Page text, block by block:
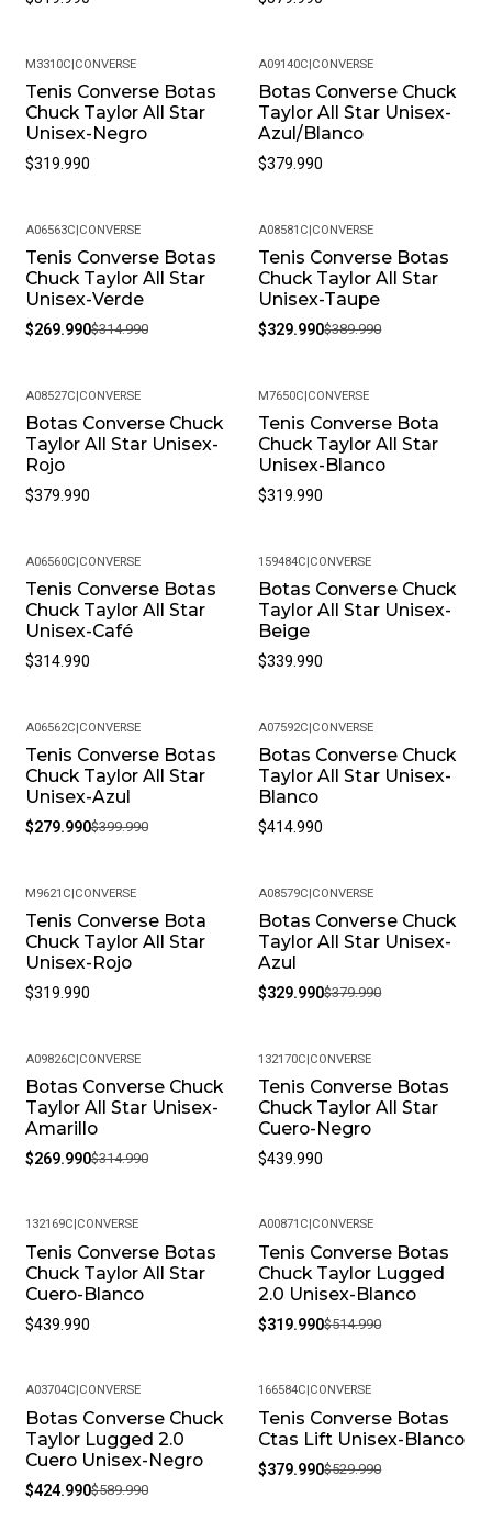
M3310C|CONVERSE
Tenis Converse Botas
Chuck Taylor All Star
Unisex-Negro
$319.990
A09140C|CONVERSE
Botas Converse Chuck
Taylor All Star Unisex-
Azul/Blanco
$379.990
-14%
A06563C|CONVERSE
Tenis Converse Botas
Chuck Taylor All Star
Unisex-Verde
$269.990$314.990
-15%
A08581C|CONVERSE
Tenis Converse Botas
Chuck Taylor All Star
Unisex-Taupe
$329.990$389.990
A08527C|CONVERSE
Botas Converse Chuck
Taylor All Star Unisex-
Rojo
$379.990
M7650C|CONVERSE
Tenis Converse Bota
Chuck Taylor All Star
Unisex-Blanco
$319.990
A06560C|CONVERSE
Tenis Converse Botas
Chuck Taylor All Star
Unisex-Café
$314.990
159484C|CONVERSE
Botas Converse Chuck
Taylor All Star Unisex-
Beige
$339.990
-30%
A06562C|CONVERSE
Tenis Converse Botas
Chuck Taylor All Star
Unisex-Azul
$279.990$399.990
A07592C|CONVERSE
Botas Converse Chuck
Taylor All Star Unisex-
Blanco
$414.990
M9621C|CONVERSE
Tenis Converse Bota
Chuck Taylor All Star
Unisex-Rojo
$319.990
-13%
A08579C|CONVERSE
Botas Converse Chuck
Taylor All Star Unisex-
Azul
$329.990$379.990
-14%
A09826C|CONVERSE
Botas Converse Chuck
Taylor All Star Unisex-
Amarillo
$269.990$314.990
132170C|CONVERSE
Tenis Converse Botas
Chuck Taylor All Star
Cuero-Negro
$439.990
132169C CONVERSE
Tenis Converse Botas
Chuck Taylor All Star
Cuero-Blanco
$439.990
-38%
A00871C CONVERSE
Tenis Converse Botas
Chuck Taylor Lugged
2.0 Unisex-Blanco
$319.990$514.990
-28%
A03704C CONVERSE
Botas Converse Chuck
Taylor Lugged 2.0
Cuero Unisex-Negro
$424.990$589.990
-28%
166584C CONVERSE
Tenis Converse Botas
Ctas Lift Unisex-Blanco
$379.990$529.990